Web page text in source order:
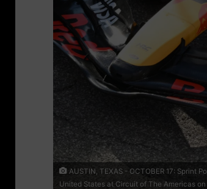
AUSTIN, TEXAS - OCTOBER 17: Sprint
United States at Circuit of The Americas